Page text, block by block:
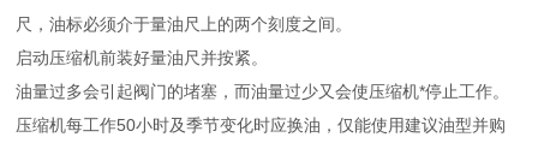
尺，油标必须介于量油尺上的两个刻度之间。
启动压缩机前装好量油尺并按紧。
油量过多会引起阀门的堵塞，而油量过少又会使压缩机*停止工作。
压缩机每工作50小时及季节变化时应换油，仅能使用建议油型并购